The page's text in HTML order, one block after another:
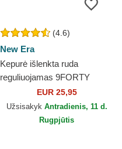
(4.6)
New Era
Kepurė išlenkta ruda
reguliuojamas 9FORTY
League Essential New York
Yankees MLB New Era
EUR 25,95
Užsisakyk Antradienis, 11 d.
Rugpjūtis